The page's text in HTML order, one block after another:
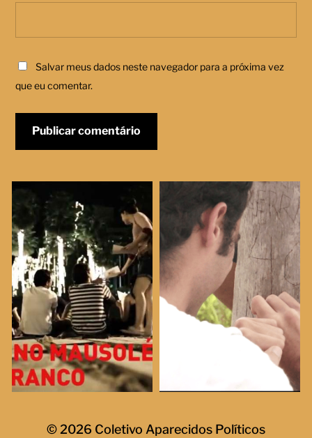
Salvar meus dados neste navegador para a próxima vez
que eu comentar.
© 2026 Coletivo Aparecidos Políticos